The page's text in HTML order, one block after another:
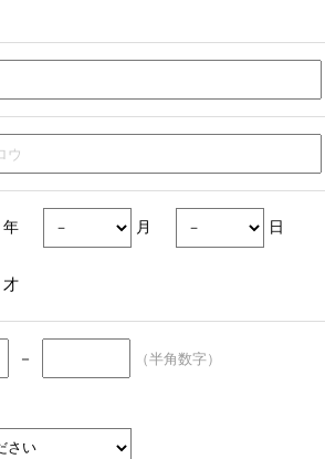
年 月 日
才
－ （半角数字）